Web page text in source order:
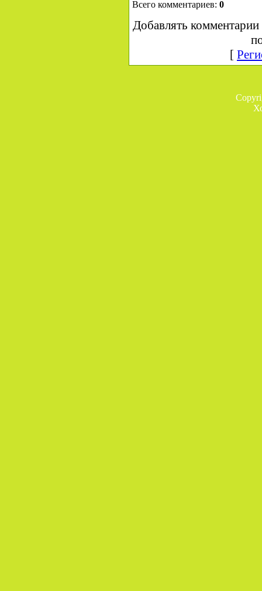
Всего комментариев: 0
Добавлять комментарии
[